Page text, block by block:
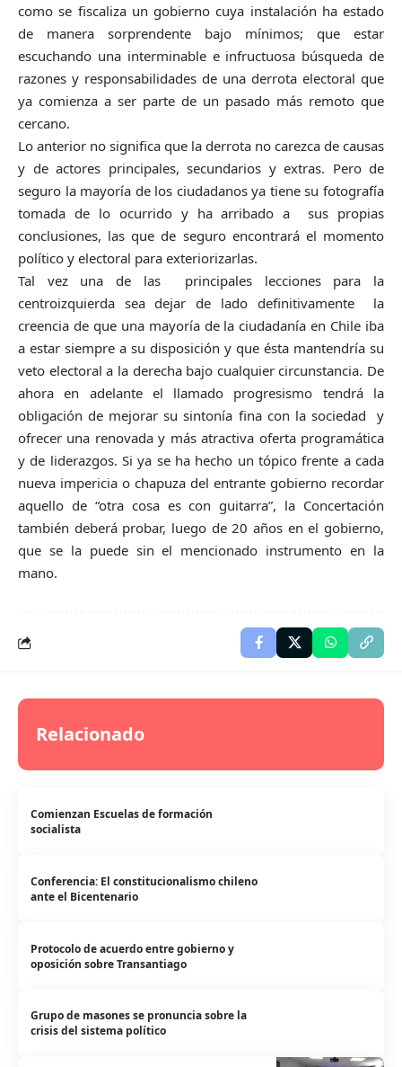
como se fiscaliza un gobierno cuya instalación ha estado
de manera sorprendente bajo mínimos; que estar
escuchando una interminable e infructuosa búsqueda de
razones y responsabilidades de una derrota electoral que
ya comienza a ser parte de un pasado más remoto que
cercano.
Lo anterior no significa que la derrota no carezca de causas
y de actores principales, secundarios y extras. Pero de
seguro la mayoría de los ciudadanos ya tiene su fotografía
tomada de lo ocurrido y ha arribado a sus propias
conclusiones, las que de seguro encontrará el momento
político y electoral para exteriorizarlas.
Tal vez una de las principales lecciones para la
centroizquierda sea dejar de lado definitivamente la
creencia de que una mayoría de la ciudadanía en Chile iba
a estar siempre a su disposición y que ésta mantendría su
veto electoral a la derecha bajo cualquier circunstancia. De
ahora en adelante el llamado progresismo tendrá la
obligación de mejorar su sintonía fina con la sociedad y
ofrecer una renovada y más atractiva oferta programática
y de liderazgos. Si ya se ha hecho un tópico frente a cada
nueva impericia o chapuza del entrante gobierno recordar
aquello de “otra cosa es con guitarra”, la Concertación
también deberá probar, luego de 20 años en el gobierno,
que se la puede sin el mencionado instrumento en la
mano.
Relacionado
Comienzan Escuelas de formación
socialista
Conferencia: El constitucionalismo chileno
ante el Bicentenario
Protocolo de acuerdo entre gobierno y
oposición sobre Transantiago
Grupo de masones se pronuncia sobre la
crisis del sistema político